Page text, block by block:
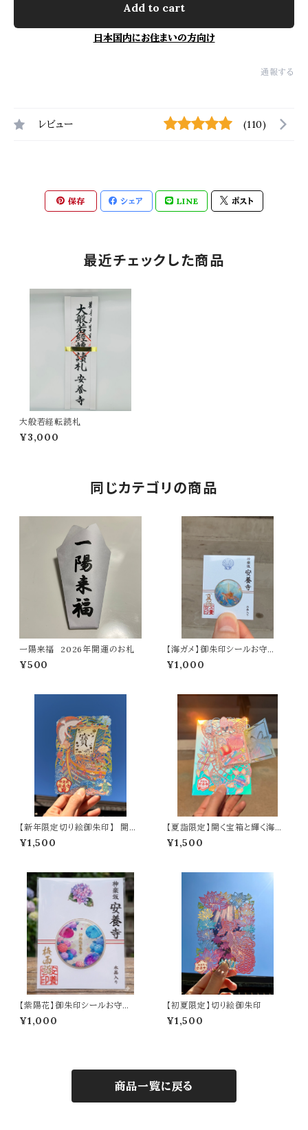
Add to cart
日本国内にお住まいの方向け
通報する
レビュー (110)
保存 シェア LINE ポスト
最近チェックした商品
大般若経転読札
¥3,000
同じカテゴリの商品
一陽来福 2026年開運のお札
¥500
【海ガメ】御朱印シールお守
り 〜水晶入り〜
¥1,000
【新年限定切り絵御朱印】 開運
寶舟（A6サイズ）
¥1,500
【夏詣限定】開く宝箱と輝く海亀
の切り絵御朱印 ～光るオーロラ
フィルム仕様～
¥1,500
【紫陽花】御朱印シールお守
り 〜水晶入り〜
¥1,000
【初夏限定】切り絵御朱印
¥1,500
商品一覧に戻る